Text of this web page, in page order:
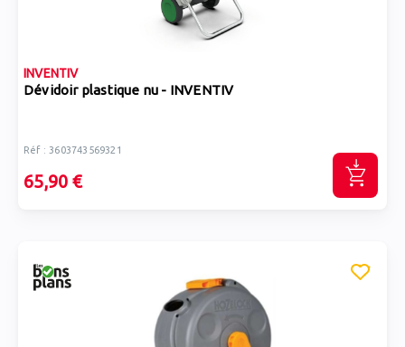
INVENTIV
Dévidoir plastique nu - INVENTIV
Réf : 3603743569321
65,90 €